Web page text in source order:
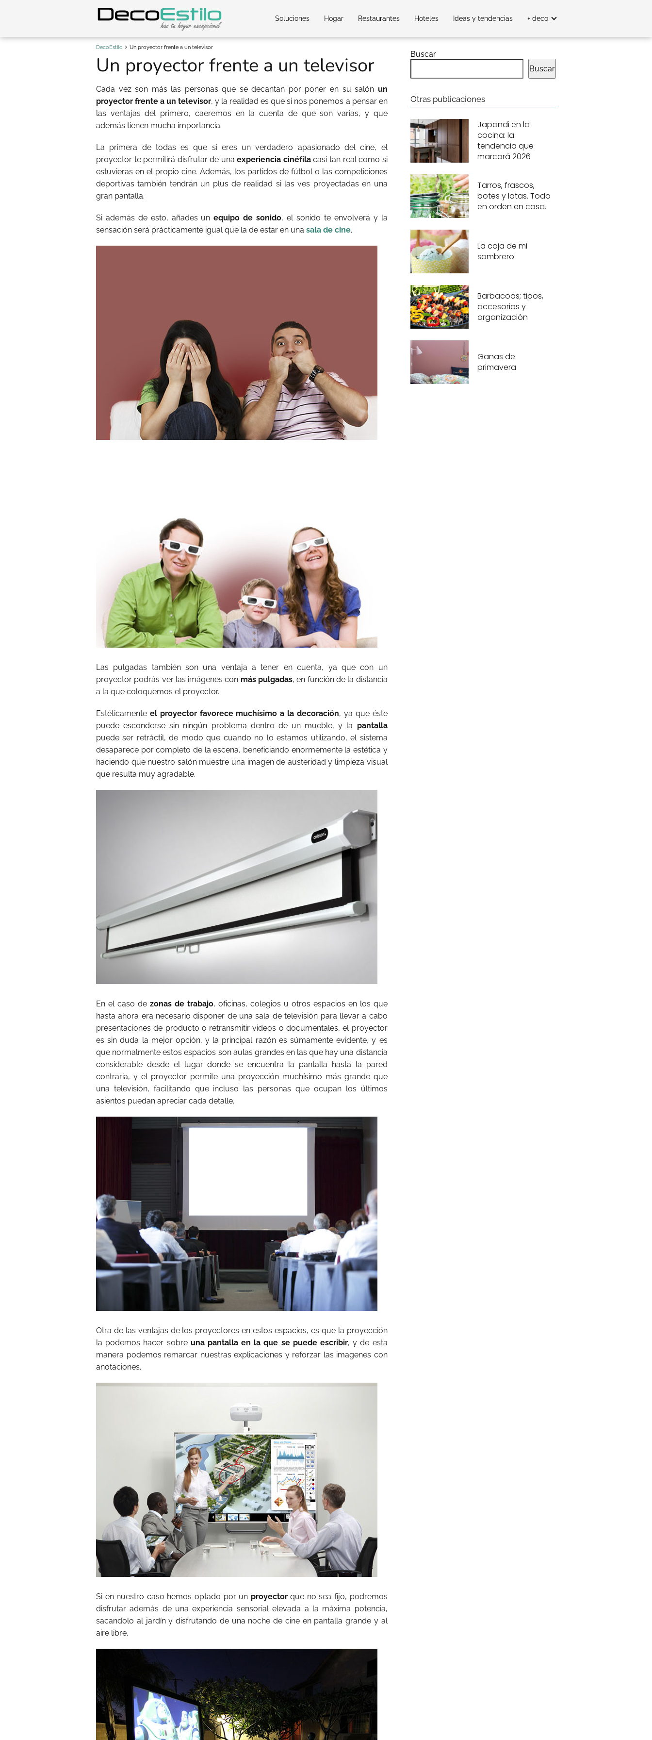
Soluciones Hogar Restaurantes Hoteles Ideas y tendencias + deco
DecoEstilo Un proyector frente a un televisor
Un proyector frente a un televisor
Cada vez son más las personas que se decantan por poner en su salón un
proyector frente a un televisor, y la realidad es que si nos ponemos a pensar en
las ventajas del primero, caeremos en la cuenta de que son varias, y que
además tienen mucha importancia.
La primera de todas es que si eres un verdadero apasionado del cine, el
proyector te permitirá disfrutar de unaexperiencia cinéfilacasi tan real como si
estuvieras en el propio cine. Además, los partidos de fútbol o las competiciones
deportivas también tendrán un plus de realidad si las ves proyectadas en una
gran pantalla.
Si además de esto, añades unequipo de sonido, el sonido te envolverá y la
sensación será prácticamente igual que la de estar en una sala de cine.
Las pulgadas también son una ventaja a tener en cuenta, ya que con un
proyector podrás ver las imágenes con más pulgadas, en función de la distancia
a la que coloquemos el proyector.
Estéticamente el proyector favorece muchísimo a la decoración, ya que éste
puede esconderse sin ningún problema dentro de un mueble, y la pantalla
puede ser retráctil, de modo que cuando no lo estamos utilizando, el sistema
desaparece por completo de la escena, beneficiando enormemente la estética y
haciendo que nuestro salón muestre una imagen de austeridad y limpieza visual
que resulta muy agradable.
En el caso dezonas de trabajo, oficinas, colegios u otros espacios en los que
hasta ahora era necesario disponer de una sala de televisión para llevar a cabo
presentaciones de producto o retransmitir videos o documentales, el proyector
es sin duda la mejor opción, y la principal razón es súmamente evidente, y es
que normalmente estos espacios son aulas grandes en las que hay una distancia
considerable desde el lugar donde se encuentra la pantalla hasta la pared
contraria, y el proyector permite una proyección muchísimo más grande que
una televisión, facilitando que incluso las personas que ocupan los últimos
asientos puedan apreciar cada detalle.
Otra de las ventajas de los proyectores en estos espacios, es que la proyección
la podemos hacer sobre una pantalla en la que se puede escribir, y de esta
manera podemos remarcar nuestras explicaciones y reforzar las imagenes con
anotaciones.
Si en nuestro caso hemos optado por un proyectorque no sea fijo, podremos
disfrutar además de una experiencia sensorial elevada a la máxima potencia,
sacandolo al jardín y disfrutando de una noche de cine en pantalla grande y al
aire libre.
Buscar
Buscar
Otras publicaciones
Japandi en la
cocina: la
tendencia que
marcará 2026
Tarros, frascos,
botes y latas. Todo
en orden en casa.
La caja de mi
sombrero
Barbacoas; tipos,
accesorios y
organización
Ganas de
primavera